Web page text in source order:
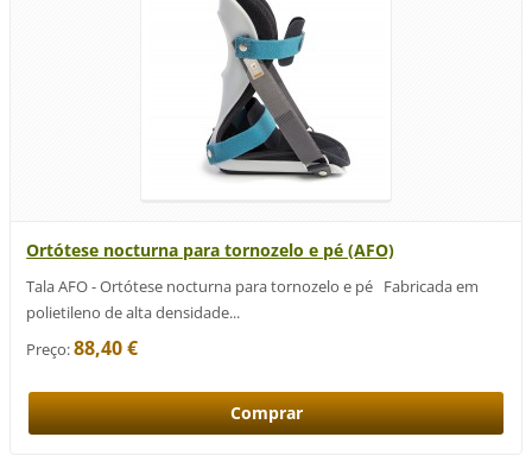
Ortótese nocturna para tornozelo e pé (AFO)
Tala AFO - Ortótese nocturna para tornozelo e pé Fabricada em
polietileno de alta densidade...
Preço:88,40 €